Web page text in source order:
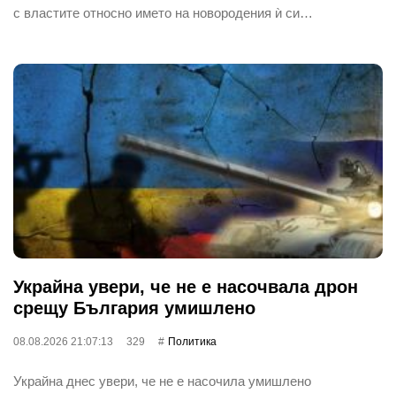
с властите относно името на новородения ѝ си…
Украйна увери, че не е насочвала дрон
срещу България умишлено
08.08.2026 21:07:13 329 Политика
Украйна днес увери, че не е насочила умишлено